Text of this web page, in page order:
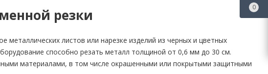
резки
металлических листов или нарезке изделий из черных и цветных
способно резать металл толщиной от 0,6 мм до 30 см.
материалами, в том числе окрашенными или покрытыми защитными
0